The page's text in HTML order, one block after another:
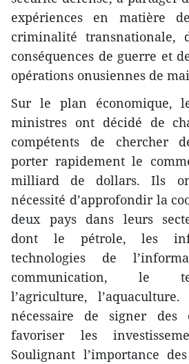
expériences en matière
criminalité transnationale,
conséquences de guerre et
opérations onusiennes de
Sur le plan économique,
ministres ont décidé de
compétents de chercher
porter rapidement le
milliard de dollars. Ils
nécessité d’approfondir la
deux pays dans leurs
dont le pétrole, les
technologies de
communication, le
l’agriculture,
nécessaire de signer des
favoriser les
Soulignant l’importance